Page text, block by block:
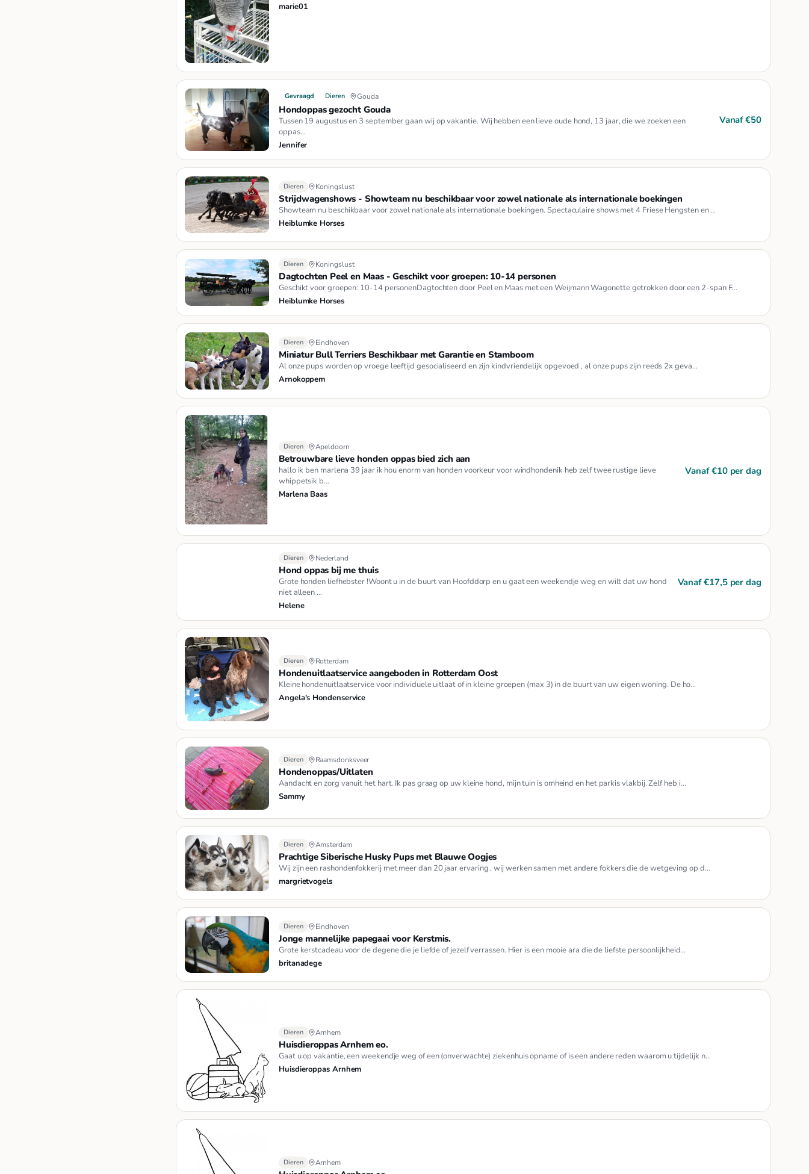
marie01
Gevraagd Dieren Gouda
Hondoppas gezocht Gouda
Tussen 19 augustus en 3 september gaan wij op vakantie. Wij hebben een lieve oude hond, 13 jaar, die we zoeken een
oppas…
Jennifer
Vanaf €50
Dieren Koningslust
Strijdwagenshows - Showteam nu beschikbaar voor zowel nationale als internationale boekingen
Showteam nu beschikbaar voor zowel nationale als internationale boekingen. Spectaculaire shows met 4 Friese Hengsten en …
Heiblumke Horses
Dieren Koningslust
Dagtochten Peel en Maas - Geschikt voor groepen: 10-14 personen
Geschikt voor groepen: 10-14 personenDagtochten door Peel en Maas met een Weijmann Wagonette getrokken door een 2-span F…
Heiblumke Horses
Dieren Eindhoven
Miniatur Bull Terriers Beschikbaar met Garantie en Stamboom
Al onze pups worden op vroege leeftijd gesocialiseerd en zijn kindvriendelijk opgevoed , al onze pups zijn reeds 2x geva…
Arnokoppem
Dieren Apeldoorn
Betrouwbare lieve honden oppas bied zich aan
hallo ik ben marlena 39 jaar ik hou enorm van honden voorkeur voor windhondenik heb zelf twee rustige lieve
whippetsik b…
Marlena Baas
Vanaf €10 per dag
Dieren Nederland
Hond oppas bij me thuis
Grote honden liefhebster !Woont u in de buurt van Hoofddorp en u gaat een weekendje weg en wilt dat uw hond
niet alleen …
Helene
Vanaf €17,5 per dag
Dieren Rotterdam
Hondenuitlaatservice aangeboden in Rotterdam Oost
Kleine hondenuitlaatservice voor individuele uitlaat of in kleine groepen (max 3) in de buurt van uw eigen woning. De ho…
Angela's Hondenservice
Dieren Raamsdonksveer
Hondenoppas/Uitlaten
Aandacht en zorg vanuit het hart. Ik pas graag op uw kleine hond, mijn tuin is omheind en het parkis vlakbij. Zelf heb i…
Sammy
Dieren Amsterdam
Prachtige Siberische Husky Pups met Blauwe Oogjes
Wij zijn een rashondenfokkerij met meer dan 20 jaar ervaring , wij werken samen met andere fokkers die de wetgeving op d…
margrietvogels
Dieren Eindhoven
Jonge mannelijke papegaai voor Kerstmis.
Grote kerstcadeau voor de degene die je liefde of jezelf verrassen. Hier is een mooie ara die de liefste persoonlijkheid…
britanadege
Dieren Arnhem
Huisdieroppas Arnhem eo.
Gaat u op vakantie, een weekendje weg of een (onverwachte) ziekenhuis opname of is een andere reden waarom u tijdelijk n…
Huisdieroppas Arnhem
Dieren Arnhem